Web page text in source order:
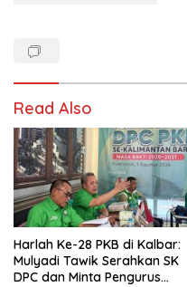
Read Also
Harlah Ke-28 PKB di Kalbar:
Mulyadi Tawik Serahkan SK
DPC dan Minta Pengurus